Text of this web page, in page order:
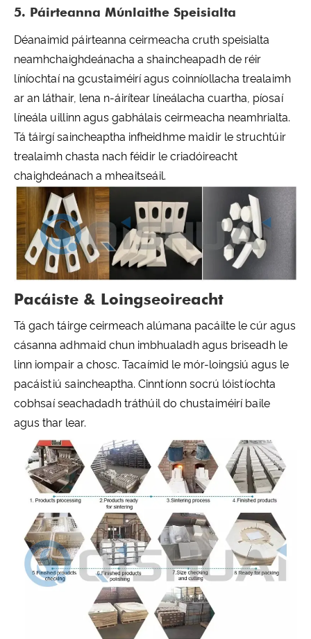
5. Páirteanna Múnlaithe Speisialta
Déanaimid páirteanna ceirmeacha cruth speisialta
neamhchaighdeánacha a shaincheapadh de réir
líníochtaí na gcustaiméirí agus coinníollacha trealaimh
ar an láthair, lena n-áirítear líneálacha cuartha, píosaí
líneála uillinn agus gabhálais ceirmeacha neamhrialta.
Tá táirgí saincheaptha infheidhme maidir le struchtúir
trealaimh chasta nach féidir le criadóireacht
chaighdeánach a mheaitseáil.
Pacáiste & Loingseoireacht
Tá gach táirge ceirmeach alúmana pacáilte le cúr agus
cásanna adhmaid chun imbhualadh agus briseadh le
linn iompair a chosc. Tacaímid le mór-loingsiú agus le
pacáistiú saincheaptha. Cinntíonn socrú lóistíochta
cobhsaí seachadadh tráthúil do chustaiméirí baile
agus thar lear.